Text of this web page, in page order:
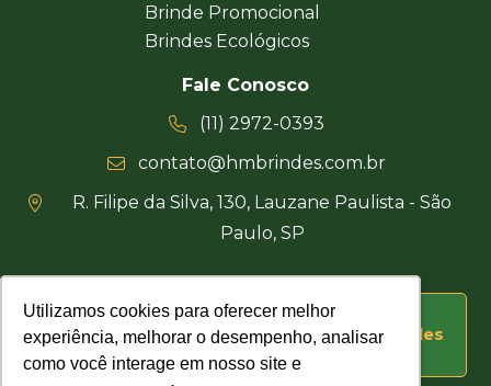
Utilizamos cookies para oferecer melhor
experiência, melhorar o desempenho, analisar
como você interage em nosso site e
Utilizamos cookies para oferecer melhor
experiência, melhorar o desempenho, analisar
como você interage em nosso site e
Brinde Promocional
Brindes Ecológicos
Fale Conosco
(11) 2972-0393
contato@hmbrindes.com.br
R. Filipe da Silva, 130, Lauzane Paulista - São
Paulo, SP
Uma empresa certificada Busca Brindes